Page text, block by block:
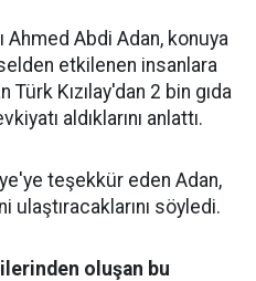
Ahmed Abdi Adan, konuya
etkilenen insanlara
Türk Kızılay'dan 2 bin gıda
aldıklarını anlattı.
teşekkür eden Adan,
ulaştıracaklarını söyledi.
oluşan bu